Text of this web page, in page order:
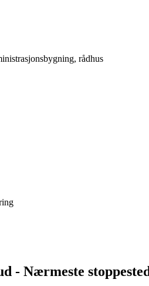
rådhus
- Nærmeste